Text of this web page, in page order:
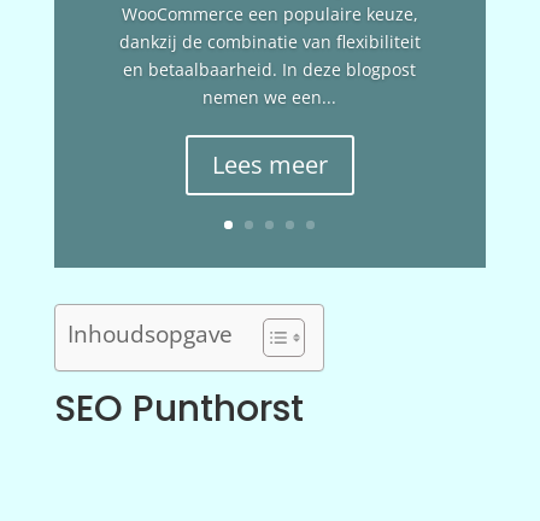
WooCommerce een populaire keuze,
dankzij de combinatie van flexibiliteit
en betaalbaarheid. In deze blogpost
nemen we een...
Lees meer
Inhoudsopgave
SEO Punthorst